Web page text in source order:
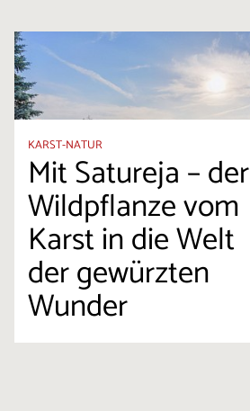
KARST-NATUR
Mit Satureja – der
Wildpflanze vom
Karst in die Welt
der gewürzten
Wunder